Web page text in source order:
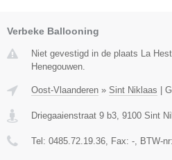
Verbeke Ballooning
Niet gevestigd in de plaats La
Henegouwen.
Oost-Vlaanderen » Sint Niklaas |
Driegaaienstraat 9 b3 9100 Sint
Tel: 0485.72.19.36 , Fax: - , BTW-nr: